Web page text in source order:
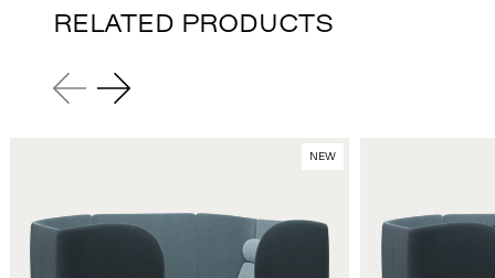
RELATED PRODUCTS
NEW